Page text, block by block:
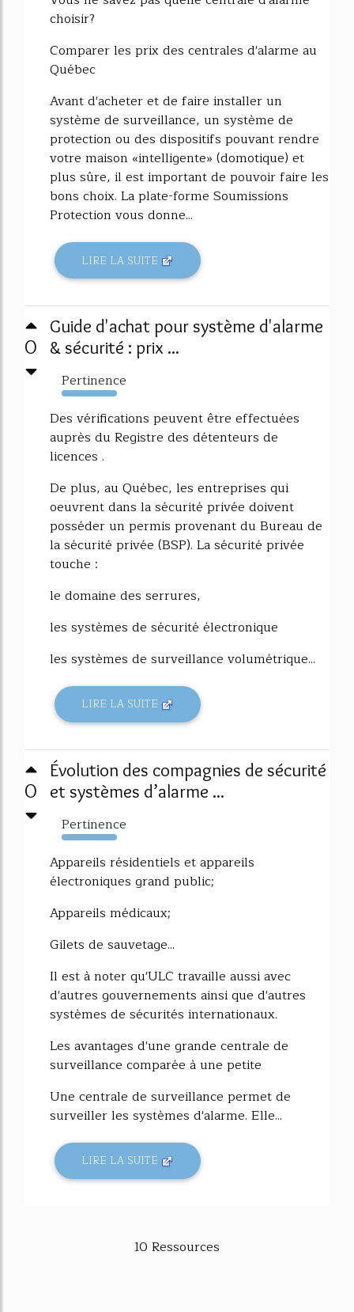
choisir?
Comparer les prix des centrales d'alarme au
Québec
Avant d'acheter et de faire installer un
système de surveillance, un système de
protection ou des dispositifs pouvant rendre
votre maison «intelligente» (domotique) et
plus sûre, il est important de pouvoir faire les
bons choix. La plate-forme Soumissions
Protection vous donne...
LIRE LA SUITE
0
Guide d'achat pour système d'alarme
& sécurité : prix ...
Pertinence
6103%
Des vérifications peuvent être effectuées
auprès du Registre des détenteurs de
licences .
De plus, au Québec, les entreprises qui
oeuvrent dans la sécurité privée doivent
posséder un permis provenant du Bureau de
la sécurité privée (BSP). La sécurité privée
touche :
le domaine des serrures,
les systèmes de sécurité électronique
les systèmes de surveillance volumétrique...
LIRE LA SUITE
0
Évolution des compagnies de sécurité
et systèmes d’alarme ...
Pertinence
2952%
Appareils résidentiels et appareils
électroniques grand public;
Appareils médicaux;
Gilets de sauvetage...
Il est à noter qu'ULC travaille aussi avec
d'autres gouvernements ainsi que d'autres
systèmes de sécurités internationaux.
Les avantages d'une grande centrale de
surveillance comparée à une petite
Une centrale de surveillance permet de
surveiller les systèmes d'alarme. Elle...
LIRE LA SUITE
10 Ressources